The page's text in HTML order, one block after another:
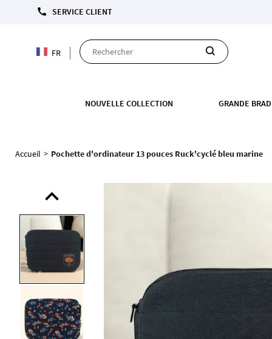
call SERVICE CLIENT
FR
NOUVELLE COLLECTION GRANDE
Accueil > Pochette d'ordinateur 13 pouces Ruck'cyclé bleu marine
expand_less